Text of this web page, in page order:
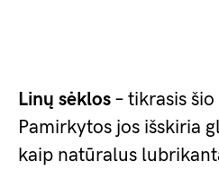
Linų sėklos – tikrasis
Pamirkytos jos išskiria
kaip natūralus